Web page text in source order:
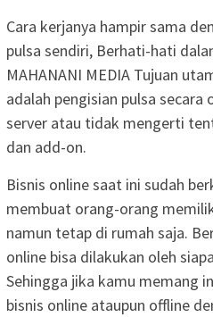
Cara kerjanya hampir sama
pulsa sendiri, Berhati-hati
MAHANANI MEDIA Tujuan
adalah pengisian pulsa
server atau tidak mengerti
dan add-on.
Bisnis online saat ini sudah
membuat orang-orang
namun tetap di rumah saja.
online bisa dilakukan oleh
Sehingga jika kamu memang
bisnis online ataupun offline